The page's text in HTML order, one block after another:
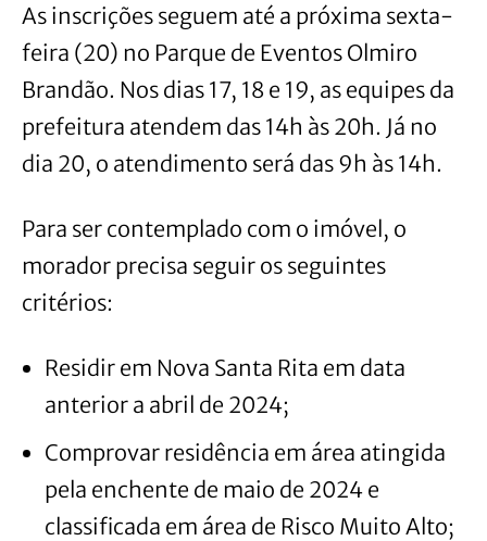
As inscrições seguem até a próxima sexta-
feira (20) no Parque de Eventos Olmiro
Brandão. Nos dias 17, 18 e 19, as equipes da
prefeitura atendem das 14h às 20h. Já no
dia 20, o atendimento será das 9h às 14h.
Para ser contemplado com o imóvel, o
morador precisa seguir os seguintes
critérios:
Residir em Nova Santa Rita em data
anterior a abril de 2024;
Comprovar residência em área atingida
pela enchente de maio de 2024 e
classificada em área de Risco Muito Alto;